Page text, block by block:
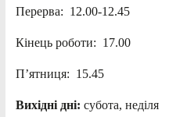
Перерва: 12.00-12.45
Кінець роботи: 17.00
П’ятниця: 15.45
Вихідні дні: субота, неділя